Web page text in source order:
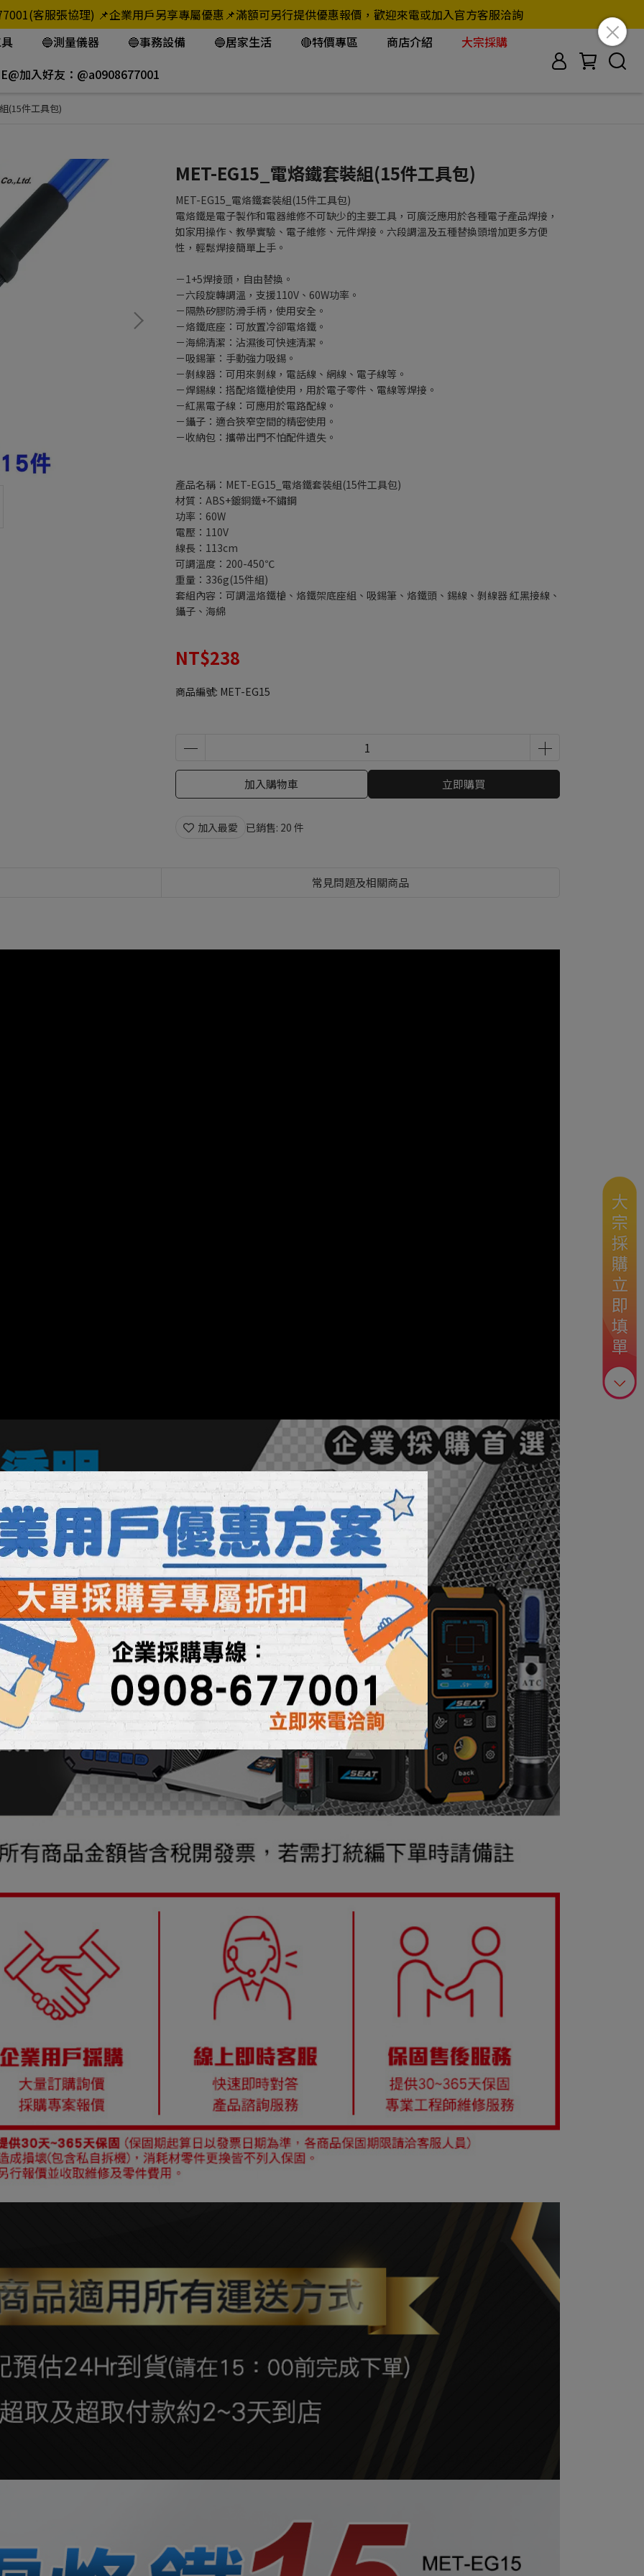
客服張協理) 📌企業用戶另享專屬優惠📌滿額可另行提供優惠報價，歡迎來電或加入官方客服洽詢
🔵測量儀器 🔵事務設備 🔵居家生活 🔴特價專區 商店介紹
大宗採購
加入好友：@a0908677001
(15件工具包)
MET-EG15_電烙鐵套裝組(15件工具包)
MET-EG15_電烙鐵套裝組(15件工具包)
電烙鐵是電子製作和電器維修不可缺少的主要工具，可廣泛應用於各種電子產品焊接，
如家用操作、教學實驗、電子維修、元件焊接。六段調溫及五種替換頭增加更多方便
性，輕鬆焊接簡單上手。
－1+5焊接頭，自由替換。
－六段旋轉調溫，支援110V、60W功率。
－隔熱矽膠防滑手柄，使用安全。
－烙鐵底座：可放置冷卻電烙鐵。
－海綿清潔：沾濕後可快速清潔。
－吸錫筆：手動強力吸錫。
－剝線器：可用來剝線，電話線、網線、電子線等。
－焊錫線：搭配烙鐵槍使用，用於電子零件、電線等焊接。
－紅黑電子線：可應用於電路配線。
－鑷子：適合狹窄空間的精密使用。
－收納包：攜帶出門不怕配件遺失。
產品名稱：MET-EG15_電烙鐵套裝組(15件工具包)
材質：ABS+鍍銅鐵+不鏽鋼
功率：60W
電壓：110V
線長：113cm
可調溫度：200-450℃
重量：336g(15件組)
套組內容：可調溫烙鐵槍、烙鐵架底座組、吸錫筆、烙鐵頭、錫線、剝線器 紅黑接線、
鑷子、海綿
NT$238
商品編號: MET-EG15
加入購物車 立即購買
加入最愛 已銷售: 20 件
常見問題及相關商品